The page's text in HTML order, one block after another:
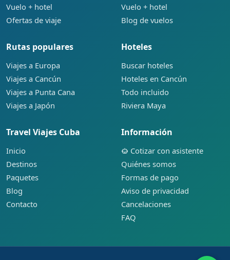
Vuelo + hotel
Ofertas de viaje
Vuelo + hotel
Blog de vuelos
Rutas populares
Viajes a Europa
Viajes a Cancún
Viajes a Punta Cana
Viajes a Japón
Hoteles
Buscar hoteles
Hoteles en Cancún
Todo incluido
Riviera Maya
Travel Viajes Cuba
Inicio
Destinos
Paquetes
Blog
Contacto
Información
Cotizar con asistente
Quiénes somos
Formas de pago
Aviso de privacidad
Cancelaciones
FAQ